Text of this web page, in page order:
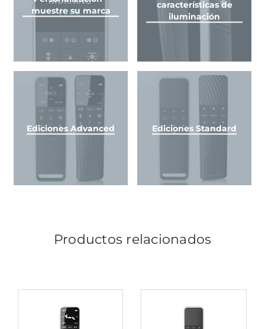
muestre su marca
características de
iluminación
Ediciones Advanced Ediciones Standard
Productos relacionados